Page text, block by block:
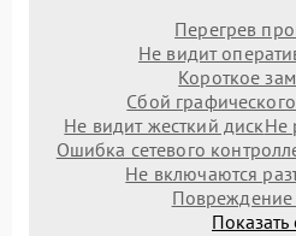
Перегрев
Не видит
Короткое
Сбой
Не видит жесткий дискНе
Ошибка сетевого
Не включаются
Повреждение